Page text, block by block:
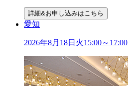
詳細&お申し込みはこちら
愛知
2026年8月 18日 火15:00～17:00